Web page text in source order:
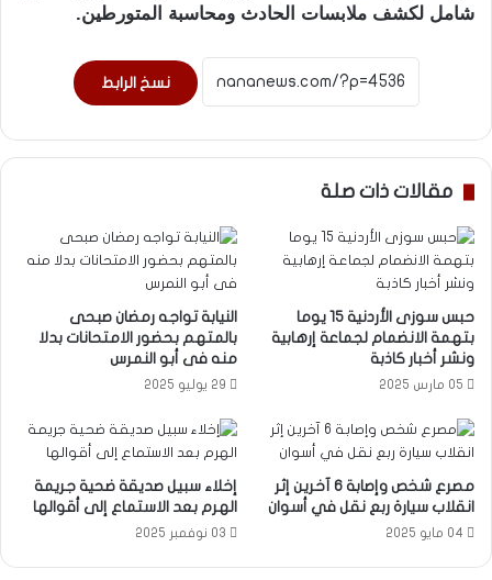
شامل لكشف ملابسات الحادث ومحاسبة المتورطين.
نسخ الرابط
مقالات ذات صلة
حبس سوزى الأردنية 15 يوما
بتهمة الانضمام لجماعة إرهابية
ونشر أخبار كاذبة
05 مارس 2025
النيابة تواجه رمضان صبحى
بالمتهم بحضور الامتحانات بدلا
منه فى أبو النمرس
29 يوليو 2025
مصرع شخص وإصابة 6 آخرين إثر
انقلاب سيارة ربع نقل في أسوان
04 مايو 2025
إخلاء سبيل صديقة ضحية جريمة
الهرم بعد الاستماع إلى أقوالها
03 نوفمبر 2025